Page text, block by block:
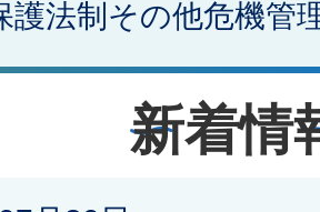
護法制その他危機管
新着情